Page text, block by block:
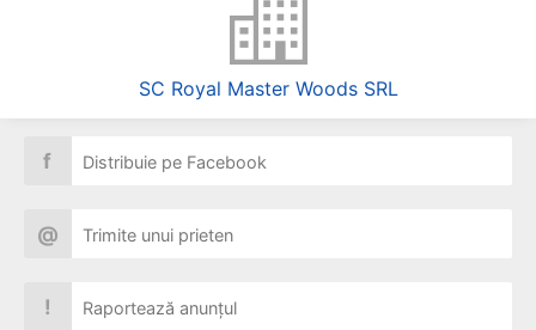
SC Royal Master Woods SRL
f Distribuie pe Facebook
@ Trimite unui prieten
! Raportează anunțul